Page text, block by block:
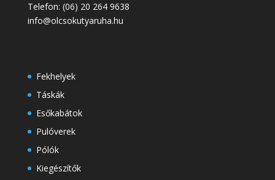
Telefon: (06) 20 264 9638
info@olcsokutyaruha.hu
Fekhelyek
Táskák
Esőkabátok
Pulóverek
Pólók
Kiegészítők